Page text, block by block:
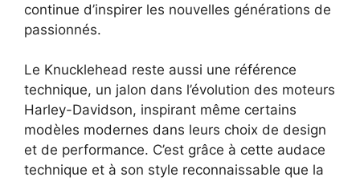
continue d’inspirer les nouvelles générations de
passionnés.
Le Knucklehead reste aussi une référence
technique, un jalon dans l’évolution des moteurs
Harley-Davidson, inspirant même certains
modèles modernes dans leurs choix de design
et de performance. C’est grâce à cette audace
technique et à son style reconnaissable que la